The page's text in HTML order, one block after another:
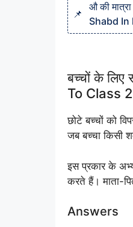
औ की
Shabd
बच्चों के
To Class
छोटे बच्चों को
जब बच्चा किसी
इस प्रकार के
करते हैं। माता-
Answers